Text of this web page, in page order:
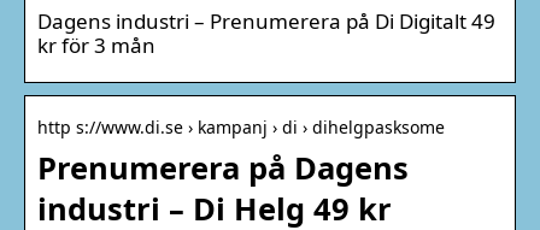
Dagens industri – Prenumerera på Di Digitalt 49
kr för 3 mån
http s://www.di.se › kampanj › di › dihelgpasksome
Prenumerera på Dagens
industri – Di Helg 49 kr